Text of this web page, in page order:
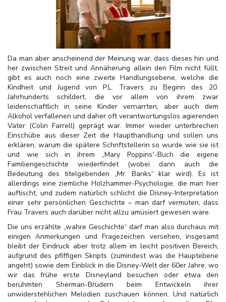
Da man aber anscheinend der Meinung war, dass dieses hin und
her zwischen Streit und Annäherung allein den Film nicht füllt,
gibt es auch noch eine zweite Handlungsebene, welche die
Kindheit und Jugend von P.L. Travers zu Beginn des 20.
Jahrhunderts schildert, die vor allem von ihrem zwar
leidenschaftlich in seine Kinder vernarrten, aber auch dem
Alkohol verfallenen und daher oft verantwortungslos agierenden
Vater (Colin Farrell) geprägt war. Immer wieder unterbrechen
Einschübe aus dieser Zeit die Haupthandlung und sollen uns
erklären, warum die spätere Schriftstellerin so wurde wie sie ist
und wie sich in ihrem „Mary Poppins“-Buch die eigene
Familiengeschichte wiederfindet (wobei dann auch die
Bedeutung des titelgebenden „Mr. Banks“ klar wird). Es ist
allerdings eine ziemliche Holzhammer-Psychologie, die man hier
auftischt, und zudem natürlich schlicht die Disney-Interpretation
einer sehr persönlichen Geschichte – man darf vermuten, dass
Frau Travers auch darüber nicht allzu amüsiert gewesen wäre.
Die uns erzählte „wahre Geschichte“ darf man also durchaus mit
einigen Anmerkungen und Fragezeichen versehen, insgesamt
bleibt der Eindruck aber trotz allem im leicht positiven Bereich,
aufgrund des pfiffigen Skripts (zumindest was die Hauptebene
angeht) sowie dem Einblick in die Disney-Welt der 60er Jahre, wo
wir das frühe erste Disneyland besuchen oder etwa den
berühmten Sherman-Brüdern beim Entwickeln ihrer
unwiderstehlichen Melodien zuschauen können. Und natürlich